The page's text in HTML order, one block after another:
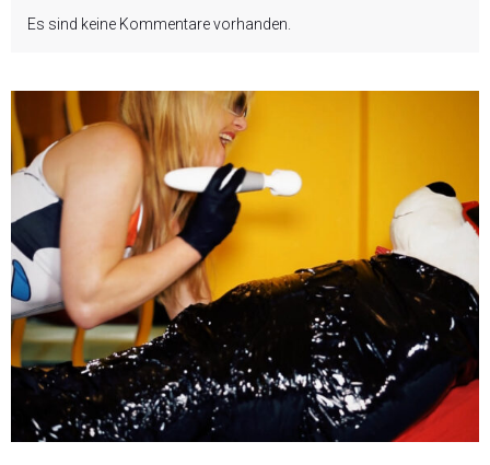
Es sind keine Kommentare vorhanden.